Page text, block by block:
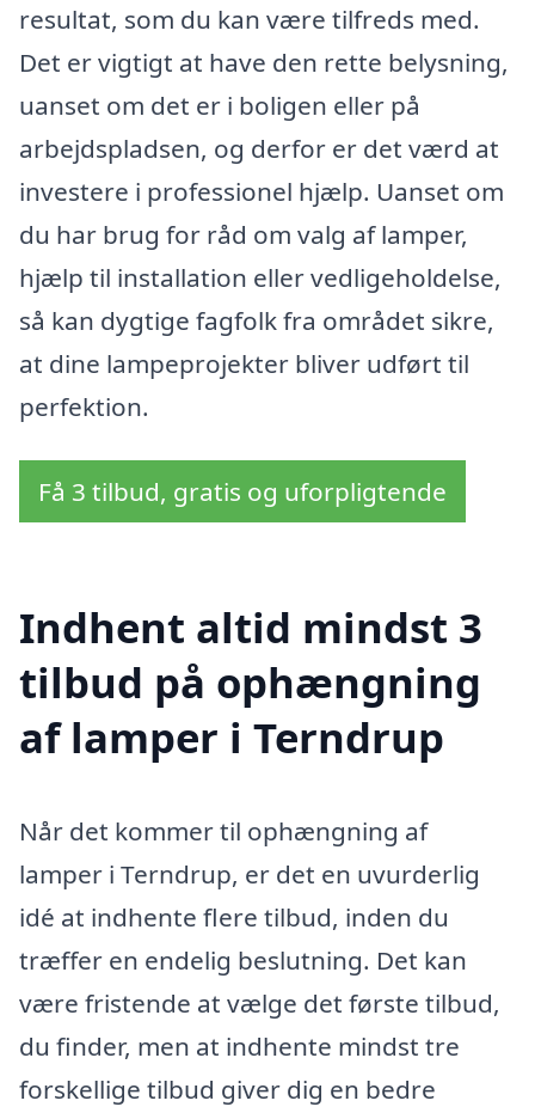
resultat, som du kan være tilfreds med.
Det er vigtigt at have den rette belysning,
uanset om det er i boligen eller på
arbejdspladsen, og derfor er det værd at
investere i professionel hjælp. Uanset om
du har brug for råd om valg af lamper,
hjælp til installation eller vedligeholdelse,
så kan dygtige fagfolk fra området sikre,
at dine lampeprojekter bliver udført til
perfektion.
Få 3 tilbud, gratis og uforpligtende
Indhent altid mindst 3
tilbud på ophængning
af lamper i Terndrup
Når det kommer til ophængning af
lamper i Terndrup, er det en uvurderlig
idé at indhente flere tilbud, inden du
træffer en endelig beslutning. Det kan
være fristende at vælge det første tilbud,
du finder, men at indhente mindst tre
forskellige tilbud giver dig en bedre